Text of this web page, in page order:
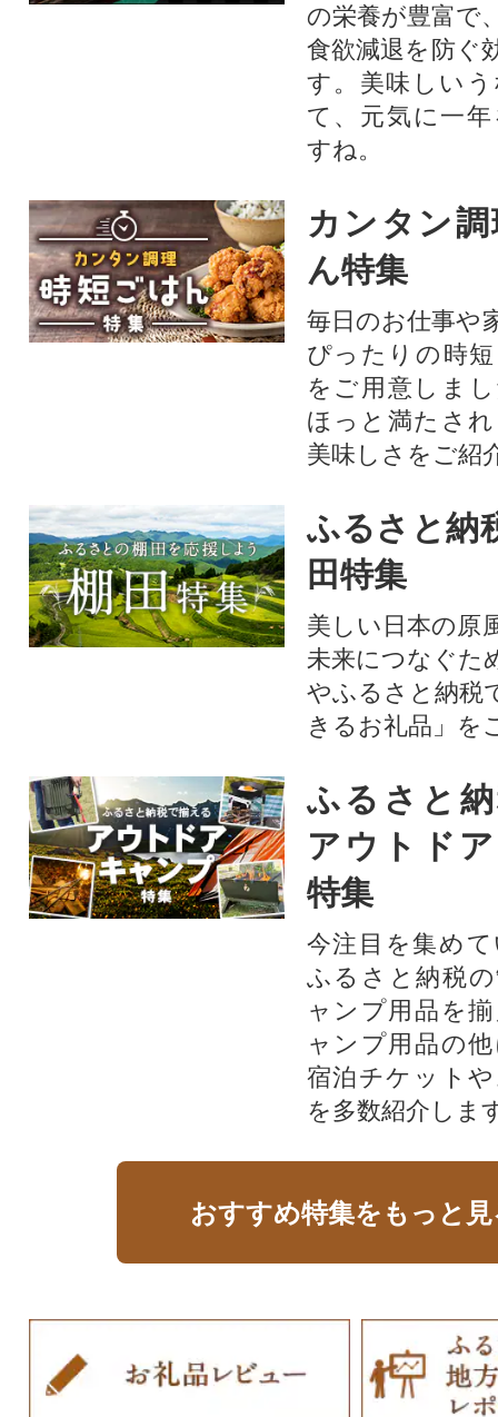
の栄養が豊富で
食欲減退を防ぐ
す。美味しい
て、元気に一
すね。
カンタン
ん特集
毎日のお仕事や
ぴったりの時
をご用意しま
ほっと満たさ
美味しさをご紹
ふるさと納
田特集
美しい日本の原
未来につなぐた
やふるさと納税
きるお礼品」を
ふるさと
アウトド
特集
今注目を集め
ふるさと納税
ャンプ用品を
ャンプ用品の
宿泊チケット
を多数紹介しま
おすすめ特集をもっと